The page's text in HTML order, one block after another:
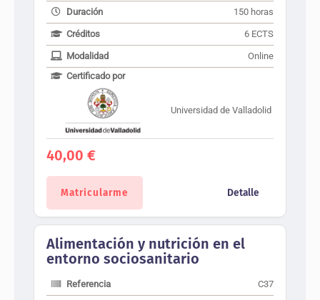
Duración 150 horas
Créditos 6 ECTS
Modalidad
Online
Certificado por
Universidad de Valladolid
40,00 €
Matricularme Detalle
Alimentación y nutrición en el
entorno sociosanitario
Referencia C37